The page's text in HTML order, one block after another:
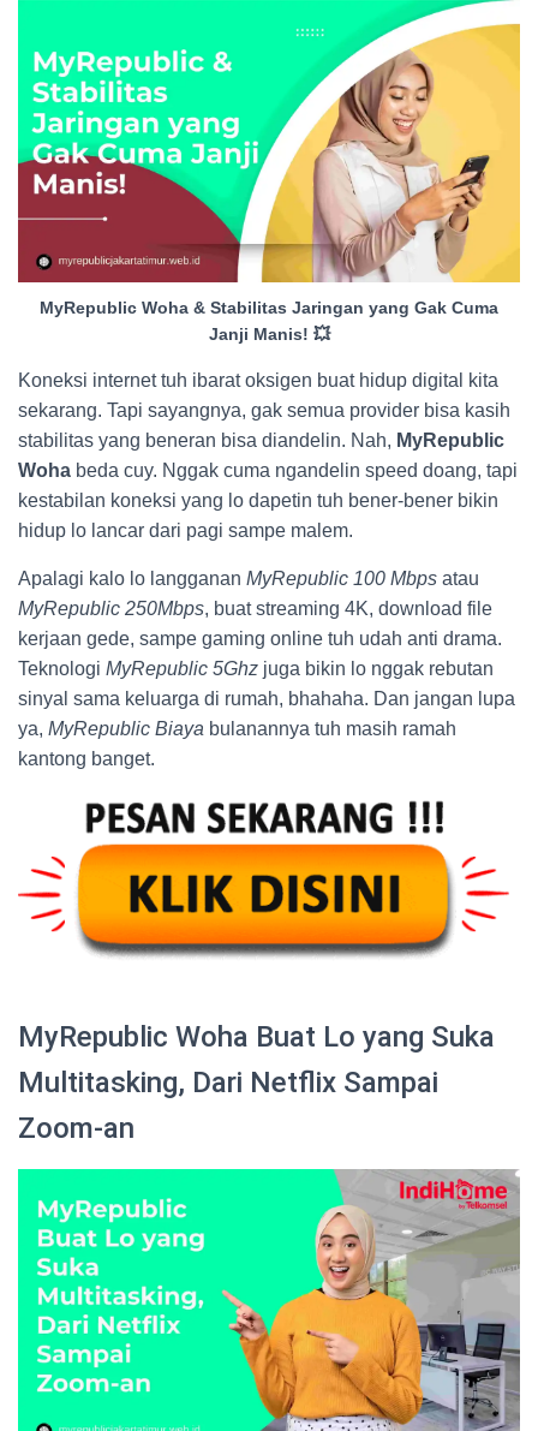
MyRepublic Woha & Stabilitas Jaringan yang Gak Cuma
Janji Manis! 💥
Koneksi internet tuh ibarat oksigen buat hidup digital kita
sekarang. Tapi sayangnya, gak semua provider bisa kasih
stabilitas yang beneran bisa diandelin. Nah, MyRepublic
Woha beda cuy. Nggak cuma ngandelin speed doang, tapi
kestabilan koneksi yang lo dapetin tuh bener-bener bikin
hidup lo lancar dari pagi sampe malem.
Apalagi kalo lo langganan MyRepublic 100 Mbps atau
MyRepublic 250Mbps, buat streaming 4K, download file
kerjaan gede, sampe gaming online tuh udah anti drama.
Teknologi MyRepublic 5Ghz juga bikin lo nggak rebutan
sinyal sama keluarga di rumah, bhahaha. Dan jangan lupa
ya, MyRepublic Biaya bulanannya tuh masih ramah
kantong banget.
MyRepublic Woha Buat Lo yang Suka
Multitasking, Dari Netflix Sampai
Zoom-an